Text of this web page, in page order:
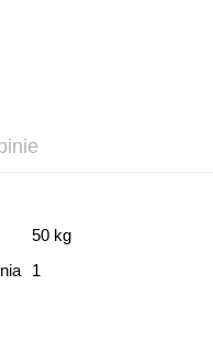
50 kg
1
Ocena i